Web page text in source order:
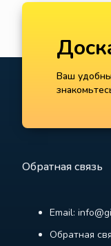
Ваш
Обратная связь
Email:
Обратная